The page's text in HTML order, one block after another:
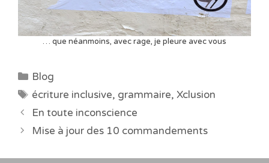
… que néanmoins, avec rage, je pleure avec vous
Catégories
Blog
Étiquettes
écriture inclusive, grammaire, Xclusion
En toute inconscience
Mise à jour des 10 commandements